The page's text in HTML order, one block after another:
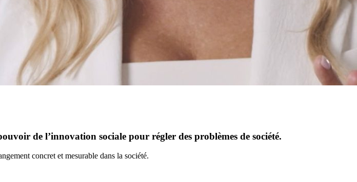
de l’innovation sociale pour régler des problèmes de société.
concret et mesurable dans la société.